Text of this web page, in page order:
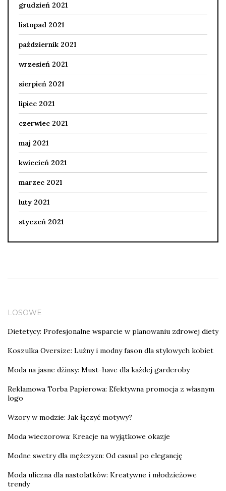
grudzień 2021
listopad 2021
październik 2021
wrzesień 2021
sierpień 2021
lipiec 2021
czerwiec 2021
maj 2021
kwiecień 2021
marzec 2021
luty 2021
styczeń 2021
LOSOWE
Dietetycy: Profesjonalne wsparcie w planowaniu zdrowej diety
Koszulka Oversize: Luźny i modny fason dla stylowych kobiet
Moda na jasne dżinsy: Must-have dla każdej garderoby
Reklamowa Torba Papierowa: Efektywna promocja z własnym
logo
Wzory w modzie: Jak łączyć motywy?
Moda wieczorowa: Kreacje na wyjątkowe okazje
Modne swetry dla mężczyzn: Od casual po elegancję
Moda uliczna dla nastolatków: Kreatywne i młodzieżowe
trendy